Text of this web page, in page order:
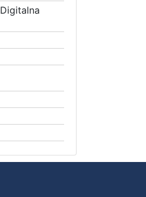
Digitalna